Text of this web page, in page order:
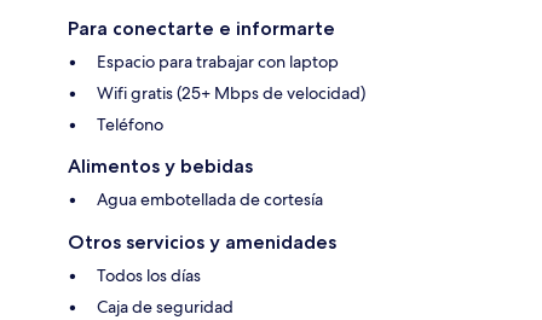
Para conectarte e informarte
Espacio para trabajar con laptop
Wifi gratis (25+ Mbps de velocidad)
Teléfono
Alimentos y bebidas
Agua embotellada de cortesía
Otros servicios y amenidades
Todos los días
Caja de seguridad